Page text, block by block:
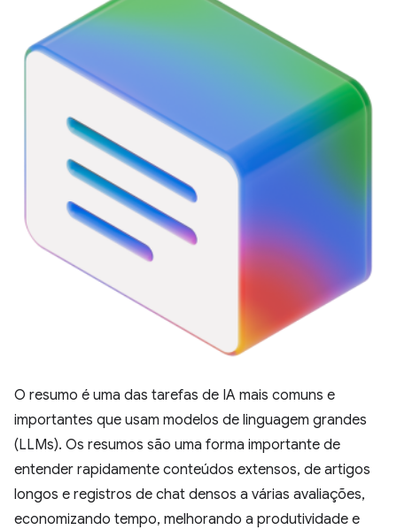
O resumo é uma das tarefas de IA mais comuns e
importantes que usam modelos de linguagem grandes
(LLMs). Os resumos são uma forma importante de
entender rapidamente conteúdos extensos, de artigos
longos e registros de chat densos a várias avaliações,
economizando tempo, melhorando a produtividade e